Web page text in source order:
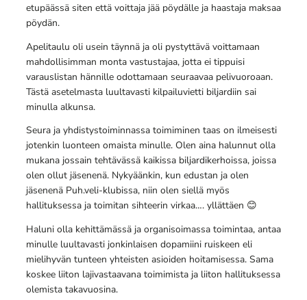
etupäässä siten että voittaja jää pöydälle ja haastaja maksaa
pöydän.
Apelitaulu oli usein täynnä ja oli pystyttävä voittamaan
mahdollisimman monta vastustajaa, jotta ei tippuisi
varauslistan hännille odottamaan seuraavaa pelivuoroaan.
Tästä asetelmasta luultavasti kilpailuvietti biljardiin sai
minulla alkunsa.
Seura ja yhdistystoiminnassa toimiminen taas on ilmeisesti
jotenkin luonteen omaista minulle. Olen aina halunnut olla
mukana jossain tehtävässä kaikissa biljardikerhoissa, joissa
olen ollut jäsenenä. Nykyäänkin, kun edustan ja olen
jäsenenä Puh.veli-klubissa, niin olen siellä myös
hallituksessa ja toimitan sihteerin virkaa…. yllättäen 😊
Haluni olla kehittämässä ja organisoimassa toimintaa, antaa
minulle luultavasti jonkinlaisen dopamiini ruiskeen eli
mielihyvän tunteen yhteisten asioiden hoitamisessa. Sama
koskee liiton lajivastaavana toimimista ja liiton hallituksessa
olemista takavuosina.